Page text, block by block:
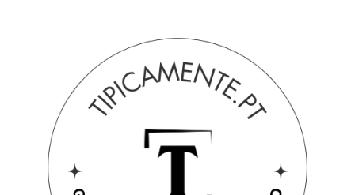
Turrón Piña Colada 300 g